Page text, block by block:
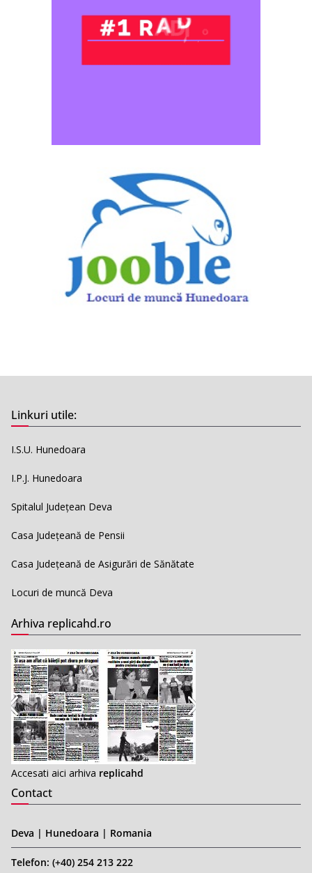
Linkuri utile:
I.S.U. Hunedoara
I.P.J. Hunedoara
Spitalul Județean Deva
Casa Județeană de Pensii
Casa Județeană de Asigurări de Sănătate
Locuri de muncă Deva
Arhiva replicahd.ro
Accesati aici arhiva replicahd
Contact
Deva | Hunedoara | Romania
Telefon: (+40) 254 213 222